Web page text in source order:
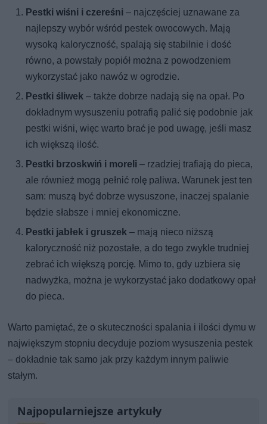
Pestki wiśni i czereśni – najczęściej uznawane za
najlepszy wybór wśród pestek owocowych. Mają
wysoką kaloryczność, spalają się stabilnie i dość
równo, a powstały popiół można z powodzeniem
wykorzystać jako nawóz w ogrodzie.
Pestki śliwek – także dobrze nadają się na opał. Po
dokładnym wysuszeniu potrafią palić się podobnie jak
pestki wiśni, więc warto brać je pod uwagę, jeśli masz
ich większą ilość.
Pestki brzoskwiń i moreli – rzadziej trafiają do pieca,
ale również mogą pełnić rolę paliwa. Warunek jest ten
sam: muszą być dobrze wysuszone, inaczej spalanie
będzie słabsze i mniej ekonomiczne.
Pestki jabłek i gruszek – mają nieco niższą
kaloryczność niż pozostałe, a do tego zwykle trudniej
zebrać ich większą porcję. Mimo to, gdy uzbiera się
nadwyżka, można je wykorzystać jako dodatkowy opał
do pieca.
Warto pamiętać, że o skuteczności spalania i ilości dymu w
największym stopniu decyduje poziom wysuszenia pestek
– dokładnie tak samo jak przy każdym innym paliwie
stałym.
Najpopularniejsze artykuły